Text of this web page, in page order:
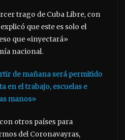
trago de Cuba Libre, con
que este es solo el
que «inyectará»
nacional.
de mañana será permitido
en el trabajo, escuelas e
manos»
otros países para
del Coronavayras,